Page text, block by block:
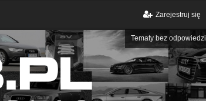
Zarejestruj się
Tematy bez odpowiedzi